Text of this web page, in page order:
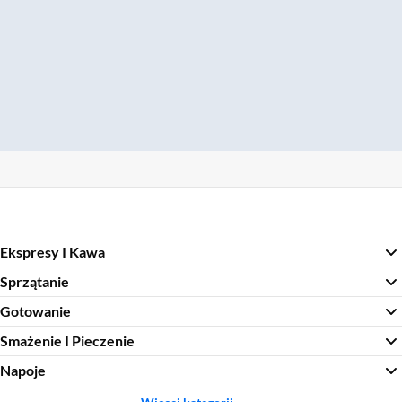
Ekspresy I Kawa
Sprzątanie
Gotowanie
Smażenie I Pieczenie
Napoje